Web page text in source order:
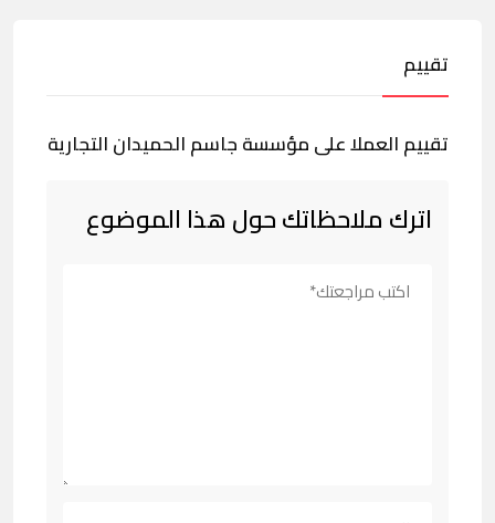
تقييم
تقييم العملا على مؤسسة جاسم الحميدان التجارية
اترك ملاحظاتك حول هذا الموضوع